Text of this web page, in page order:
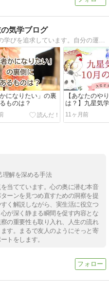
気学ブログ
かになりたい」の裏
ものは？
【あなたのや
は？】九星気
年10月の運勢
11ヶ月前
理解を深める手法
当てています。心の奥に潜む本音
ーンを見つめ直すための洞察を提
く解説しながら、実生活に役立つ
が深く静まる瞬間を促す内容とな
の重要性も取り入れ、人生の流れ
す。まるで友人のようにそっと寄
トをします。